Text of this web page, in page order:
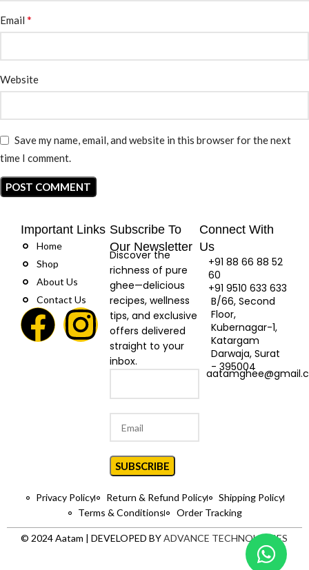
Email *
Website
Save my name, email, and website in this browser for the next
time I comment.
Important Links
Home
Shop
About Us
Contact Us
Subscribe To
Our Newsletter
Discover the
richness of pure
ghee—delicious
recipes, wellness
tips, and exclusive
offers delivered
straight to your
inbox.
Connect With
Us
+91 88 66 88 52
60
+91 9510 633 633
B/66, Second
Floor,
Kubernagar-1,
Katargam
Darwaja, Surat
- 395004
Privacy Policy Return & Refund Policy
Shipping Policy
Terms & Conditions
Order Tracking
© 2024 Aatam | DEVELOPED BYADVANCE TECHNOLOGIES